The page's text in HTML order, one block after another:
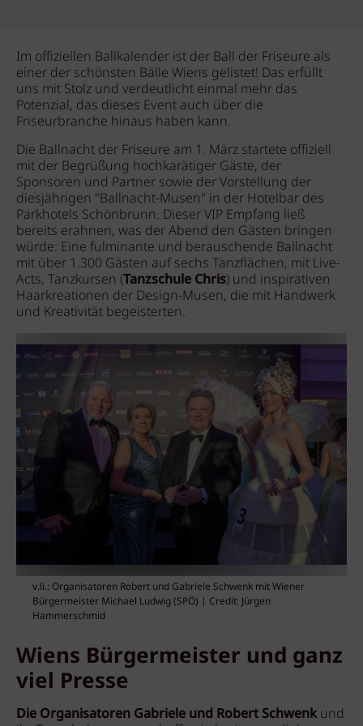
Im offiziellen Ballkalender ist der Ball der Friseure als
einer der schönsten Bälle Wiens gelistet! Das erfüllt
uns mit Stolz und verdeutlicht einmal mehr das
Potenzial, das dieses Event auch über die
Friseurbranche hinaus haben kann.
Die Ballnacht der Friseure am 1. März startete offiziell
mit der Begrüßung hochkarätiger Gäste, der
Sponsoren und Partner sowie der Vorstellung der
diesjährigen "Ballnacht-Musen" in der Hotelbar des
Parkhotels Schönbrunn. Dieser VIP Empfang ließ
bereits erahnen, was der Abend den Gästen bringen
würde: Eine fulminante und berauschende Ballnacht
mit über 1.300 Gästen auf sechs Tanzflächen, mit Live-
Acts, Tanzkursen (Tanzschule Chris) und inspirativen
Haarkreationen der Design-Musen, die mit Handwerk
und Kreativität begeisterten.
v.li.: Organisatoren Robert und Gabriele Schwenk mit Wiener
Bürgermeister Michael Ludwig (SPÖ) | Credit: Jürgen
Hammerschmid
Wiens Bürgermeister und ganz
viel Presse
Die Organisatoren Gabriele und Robert Schwenkund